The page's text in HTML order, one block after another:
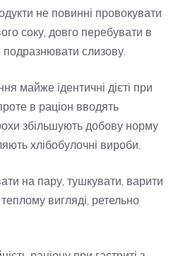
не повинні провокувати
соку, довго перебувати в
слизову.
майже ідентичні дієті при
в раціон вводять
збільшують добову норму
хлібобулочні вироби.
на пару, тушкувати, варити
теплому вигляді, ретельно